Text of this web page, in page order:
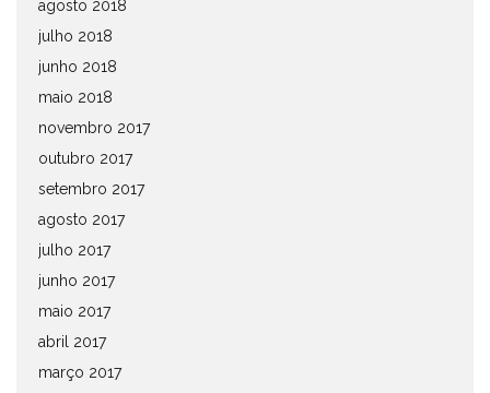
agosto 2018
julho 2018
junho 2018
maio 2018
novembro 2017
outubro 2017
setembro 2017
agosto 2017
julho 2017
junho 2017
maio 2017
abril 2017
março 2017